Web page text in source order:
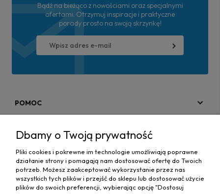
Bądź na bieżąco z nowościami oraz specjalnymi
ofertami. Otrzymuj inspiracje i praktyczne
porady prosto na swoją skrzynkę!
POMOC
MAPA STRONY
INFORMACJE
Dbamy o Twoją prywatność
Pliki cookies i pokrewne im technologie umożliwiają poprawne
działanie strony i pomagają nam dostosować ofertę do Twoich
potrzeb. Możesz zaakceptować wykorzystanie przez nas
wszystkich tych plików i przejść do sklepu lub dostosować użycie
plików do swoich preferencji, wybierając opcję "Dostosuj